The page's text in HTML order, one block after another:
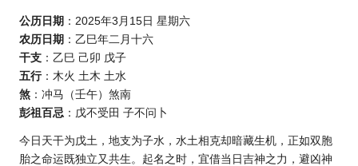
公历日期 ：2025年3月15日 星期六
农历日期 ：乙巳年二月十六
干支 ：乙巳 己卯 戊子
五行：木火 土木 土水
煞 ：冲马（壬午）煞南
彭祖百忌 ：戊不受田 子不问卜
今日天干为戊土，地支为子水，水土相克却暗藏生机，正如双胞
胎之命运既独立又共生。起名之时，宜借当日吉神之力，避凶神